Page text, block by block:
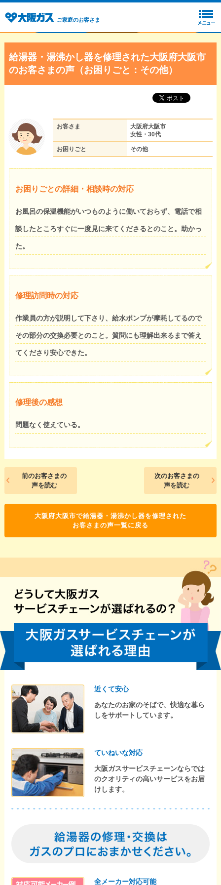
ご家庭のお客さま
給湯器・湯沸かし器を修理された大阪府大阪市
のお客さまの声（お困りごと：その他）
お客さま
大阪府大阪市
女性・30代
お困りごと その他
お困りごとの詳細・相談時の対応
お風呂の保温機能がいつものように働いておらず、電話で相
談したところすぐに一度見に来てくださるとのこと。助かっ
た。
修理訪問時の対応
作業員の方が説明して下さり、給水ポンプが摩耗してるので
その部分の交換必要とのこと。質問にも理解出来るまで答え
てくださり安心できた。
修理後の感想
問題なく使えている。
前のお客さまの
声を読む
次のお客さまの
声を読む
大阪府大阪市で給湯器・湯沸かし器を修理された
お客さまの声一覧に戻る
近くて安心
あなたのお家のそばで、快適な暮ら
しをサポートしています。
ていねいな対応
大阪ガスサービスチェーンならでは
のクオリティの高いサービスをお届
けします。
全メーカー対応可能